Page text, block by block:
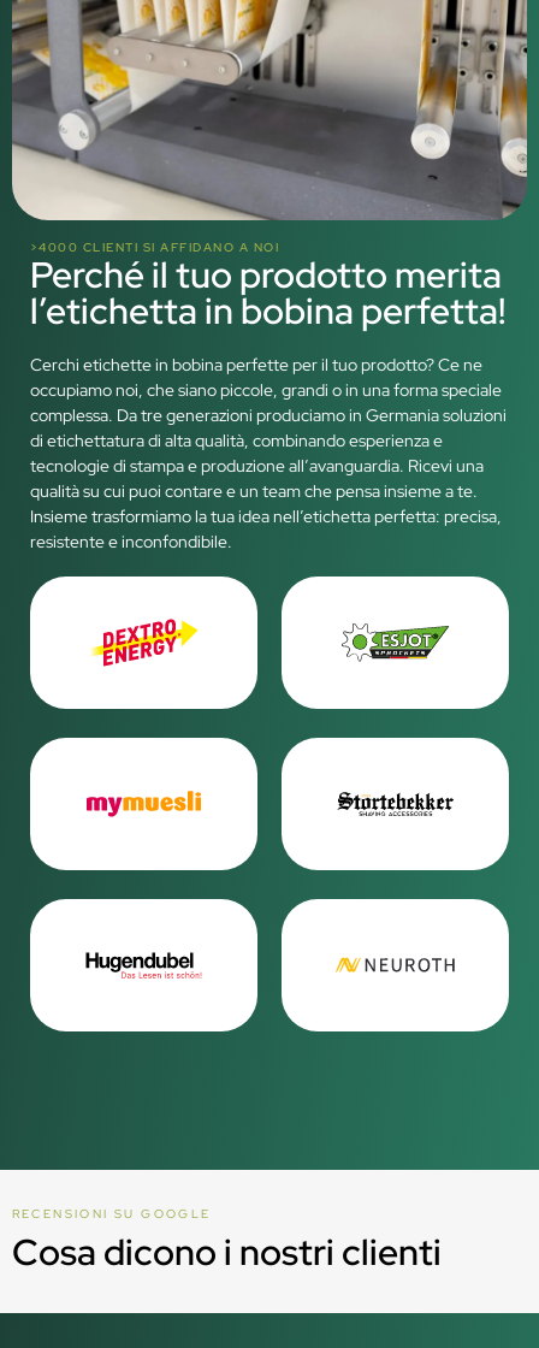
>4000 CLIENTI SI AFFIDANO A NOI
Perché il tuo prodotto merita
l’etichetta in bobina perfetta!
Cerchi etichette in bobina perfette per il tuo prodotto? Ce ne
occupiamo noi, che siano piccole, grandi o in una forma speciale
complessa. Da tre generazioni produciamo in Germania soluzioni
di etichettatura di alta qualità, combinando esperienza e
tecnologie di stampa e produzione all’avanguardia. Ricevi una
qualità su cui puoi contare e un team che pensa insieme a te.
Insieme trasformiamo la tua idea nell’etichetta perfetta: precisa,
resistente e inconfondibile.
RECENSIONI SU GOOGLE
Cosa dicono i nostri clienti